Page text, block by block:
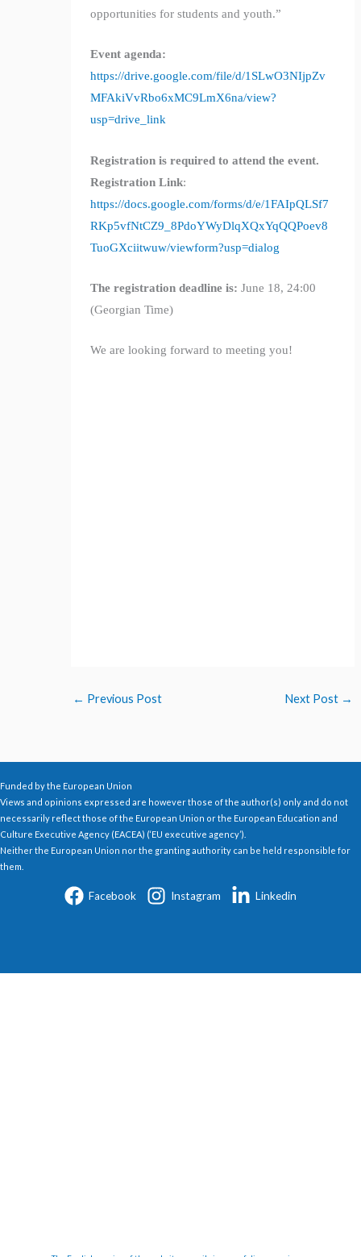
opportunities for students and youth.”
Event agenda:
https://drive.google.com/file/d/1SLwO3NIjpZv
MFAkiVvRbo6xMC9LmX6na/view?
usp=drive_link
Registration is required to attend the event.
Registration Link:
https://docs.google.com/forms/d/e/1FAIpQLSf7
RKp5vfNtCZ9_8PdoYWyDlqXQxYqQQPoev8
TuoGXciitwuw/viewform?usp=dialog
The registration deadline is: June 18, 24:00
(Georgian Time)
We are looking forward to meeting you!
← Previous Post Next Post →
Funded by the European Union
Views and opinions expressed are however those of the author(s) only and do not
necessarily reflect those of the European Union or the European Education and
Culture Executive Agency (EACEA) (‘EU executive agency’).
Neither the European Union nor the granting authority can be held responsible for
them.
Facebook Instagram Linkedin